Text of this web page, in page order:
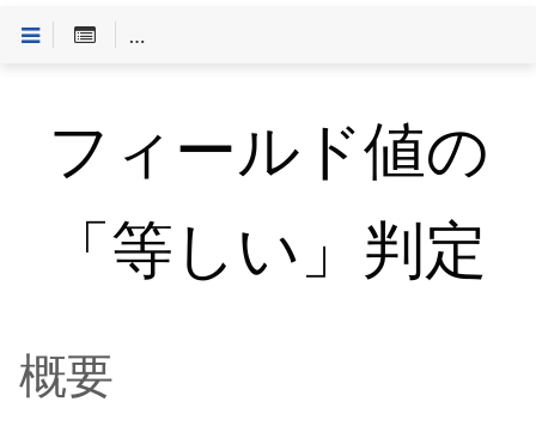
Customineドキュメントへようこそ
フィールド値の
「等しい」判定
概要